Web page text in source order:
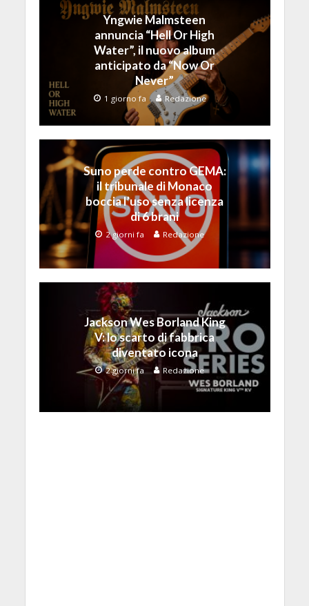
Yngwie Malmsteen
annuncia “Hell Or High
Water”, il nuovo album
anticipato da “Now Or
Never”
1 giorno fa Redazione
Suno perde contro GEMA:
il tribunale di Monaco
boccia l’uso senza licenza
di 6 brani
2 giorni fa Redazione
Jackson Wes Borland King
V: lo scarto di fabbrica
diventato icona
2 giorni fa Redazione